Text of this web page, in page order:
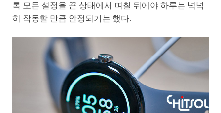
록 모든 설정을 끈 상태에서 며칠 뒤에야 하루는 넉넉
히 작동할 만큼 안정되기는 했다.